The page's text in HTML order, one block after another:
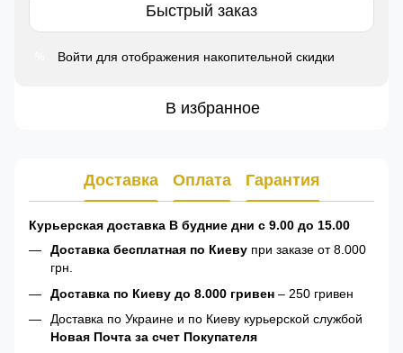
Быстрый заказ
Войти для отображения накопительной скидки
В избранное
Доставка Оплата Гарантия
Курьерская доставка В будние дни с 9.00 до 15.00
Доставка бесплатная по Киеву при заказе от 8.000
грн.
Доставка по Киеву до 8.000 гривен – 250 гривен
Доставка по Украине и по Киеву курьерской службой
Новая Почта за счет Покупателя